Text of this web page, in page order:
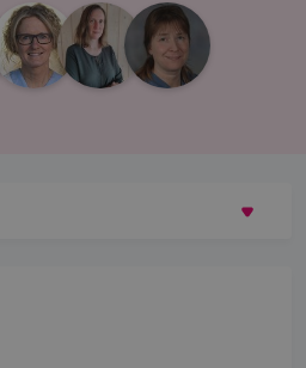
|
Maria
Edegran
|
Yvette
Andersson